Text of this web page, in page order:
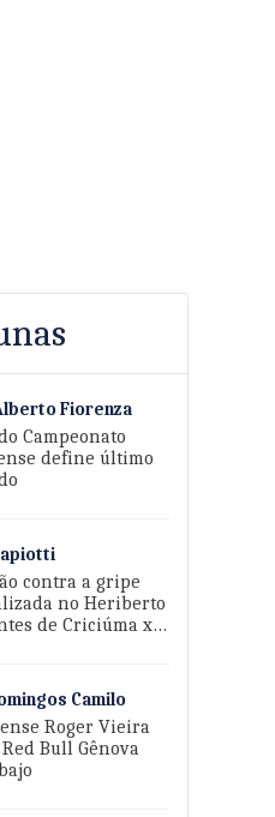
Fiorenza
Campeonato
define último
contra a gripe
no Heriberto
de Criciúma x
Camilo
Roger Vieira
Bull Gênova